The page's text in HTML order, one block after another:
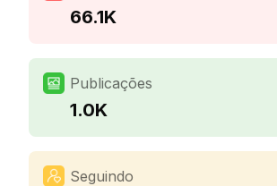
66.1K
Publicações
1.0K
Seguindo